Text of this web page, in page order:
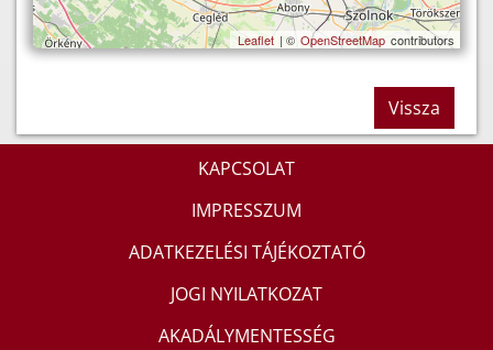
Leaflet | © OpenStreetMap contributors
Vissza
KAPCSOLAT
IMPRESSZUM
ADATKEZELÉSI TÁJÉKOZTATÓ
JOGI NYILATKOZAT
AKADÁLYMENTESSÉG